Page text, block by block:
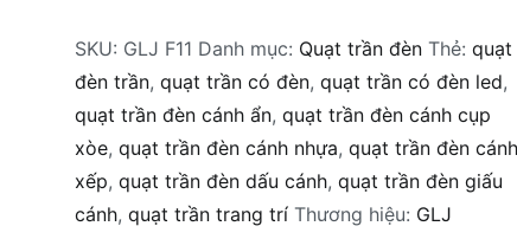
GLJ
F11
số
lượng
SKU: GLJ F11 Danh mục: Quạt trần đèn Thẻ: quạt
đèn trần, quạt trần có đèn, quạt trần có đèn led,
quạt trần đèn cánh ẩn, quạt trần đèn cánh cụp
xòe, quạt trần đèn cánh nhựa, quạt trần đèn cánh
xếp, quạt trần đèn dấu cánh, quạt trần đèn giấu
cánh, quạt trần trang trí Thương hiệu: GLJ